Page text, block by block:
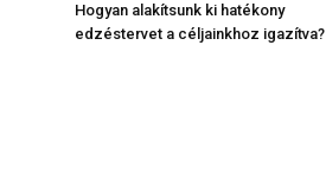
Hogyan alakítsunk ki hatékony
edzéstervet a céljainkhoz igazítva?